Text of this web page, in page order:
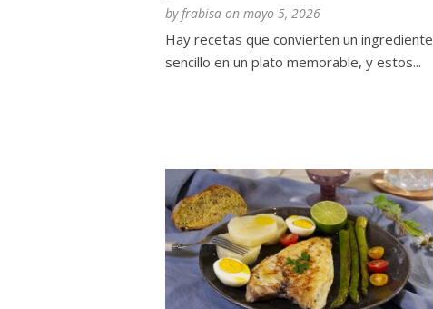
byfrabisa on mayo 5, 2026
Hay recetas que convierten un ingrediente
sencillo en un plato memorable, y estos...